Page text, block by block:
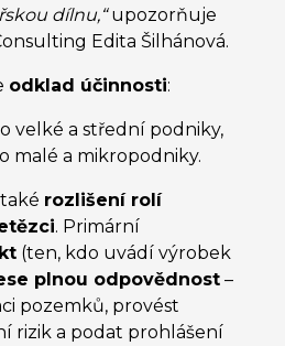
dílnu,“upozorňuje
Edita Šilhánová.
odklad účinnosti:
velké a střední podniky,
malé a mikropodniky.
rozlišení rolí
. Primární
(ten, kdo uvádí výrobek
plnou odpovědnost –
pozemků, provést
rizik a podat prohlášení